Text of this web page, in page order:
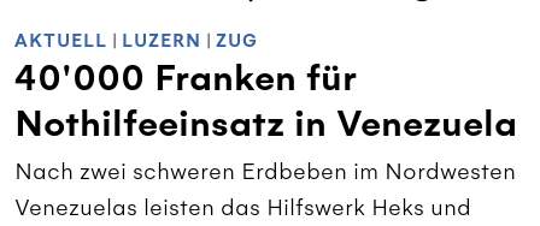
AKTUELL LUZERN ZUG
40'000 Franken für
Nothilfeeinsatz in Venezuela
Nach zwei schweren Erdbeben im Nordwesten
Venezuelas leisten das Hilfswerk Heks und